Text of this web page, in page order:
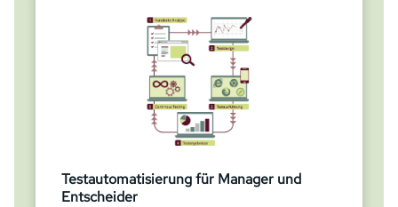
Testautomatisierung für Manager und
Entscheider